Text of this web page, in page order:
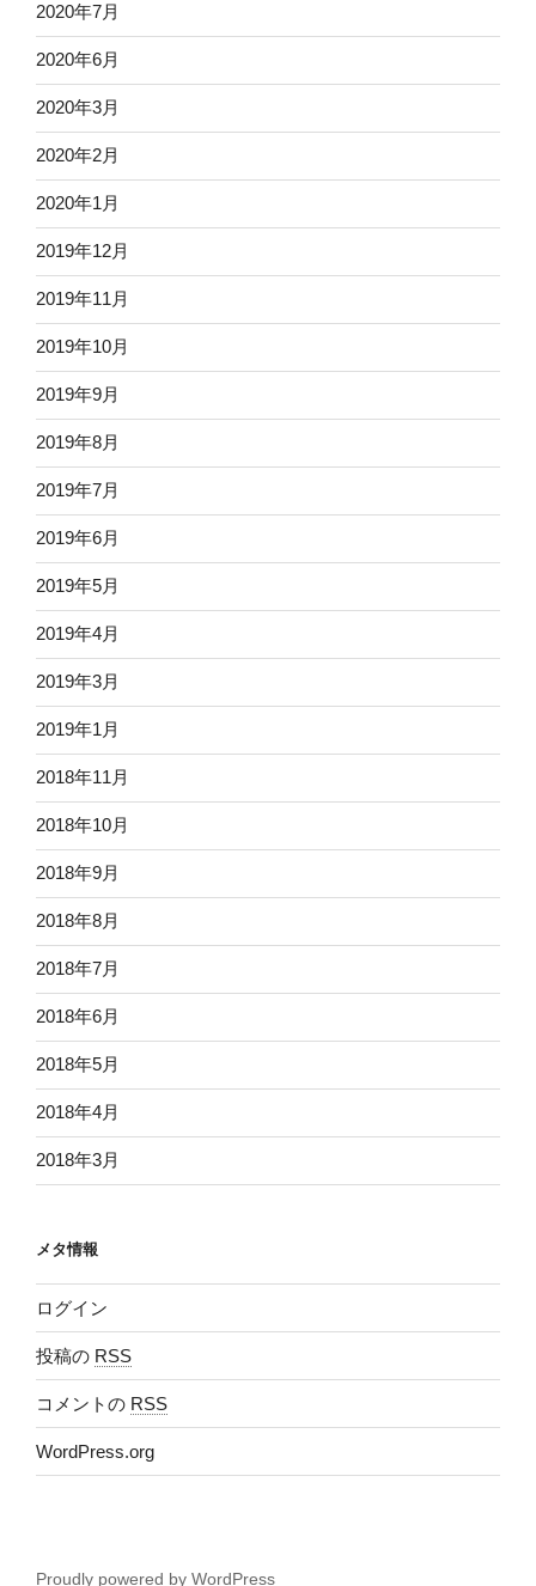
2020年7月
2020年6月
2020年3月
2020年2月
2020年1月
2019年12月
2019年11月
2019年10月
2019年9月
2019年8月
2019年7月
2019年6月
2019年5月
2019年4月
2019年3月
2019年1月
2018年11月
2018年10月
2018年9月
2018年8月
2018年7月
2018年6月
2018年5月
2018年4月
2018年3月
メタ情報
ログイン
投稿の RSS
コメントの RSS
WordPress.org
Proudly powered by WordPress